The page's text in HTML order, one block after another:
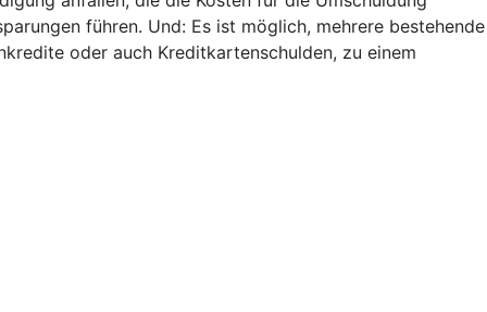
führen. Und: Es ist möglich, mehrere bestehende
oder auch Kreditkartenschulden, zu einem